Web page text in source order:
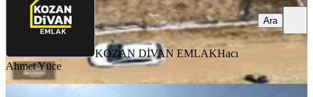
KOZAN DİVAN EMLAKHacı
Ahmet Yüce
Ara